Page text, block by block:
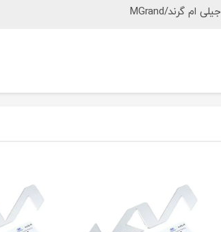
جیلی ام گرند/MGrand